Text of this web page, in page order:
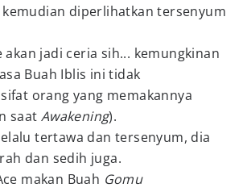
kemudian diperlihatkan tersenyum
akan jadi ceria sih... kemungkinan
Buah Iblis ini tidak
orang yang memakannya
saat Awakening).
tertawa dan tersenyum, dia
dan sedih juga.
makan Buah Gomu